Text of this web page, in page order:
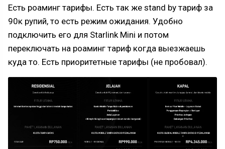
Есть роаминг тарифы. Есть так же stand by тариф за
90к рупий, то есть режим ожидания. Удобно
подключить его для Starlink Mini и потом
переключать на роаминг тариф когда выезжаешь
куда то. Есть приоритетные тарифы (не пробовал).